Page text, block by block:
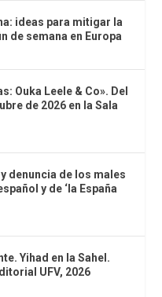
ideas para mitigar la
de semana en Europa
Ouka Leele & Co». Del
de 2026 en la Sala
denuncia de los males
y de ‘la España
Yihad en la Sahel.
UFV, 2026